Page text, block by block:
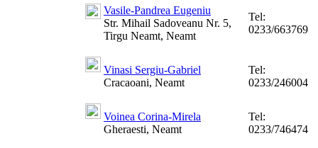
Vasile-Pandrea Eugeniu
Str. Mihail Sadoveanu Nr. 5,
Tirgu Neamt, Neamt
Tel:
0233/663769
Vinasi Sergiu-Gabriel
Cracaoani, Neamt
Tel:
0233/246004
Voinea Corina-Mirela
Gheraesti, Neamt
Tel:
0233/746474